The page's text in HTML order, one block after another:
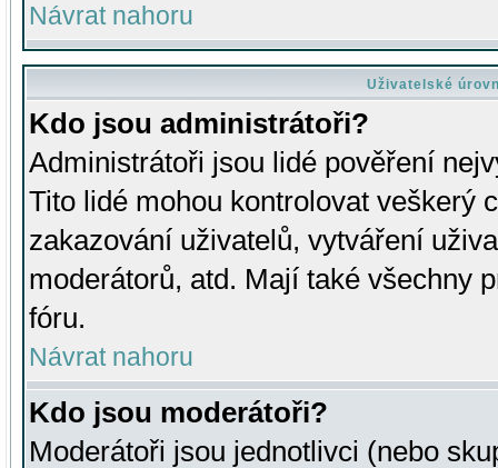
Návrat nahoru
Uživatelské
Kdo jsou administrátoři?
Administrátoři jsou lidé pověření
Tito lidé mohou kontrolovat veškerý
zakazování uživatelů, vytváření
moderátorů, atd. Mají také všechny
fóru.
Návrat nahoru
Kdo jsou moderátoři?
Moderátoři jsou jednotlivci (nebo